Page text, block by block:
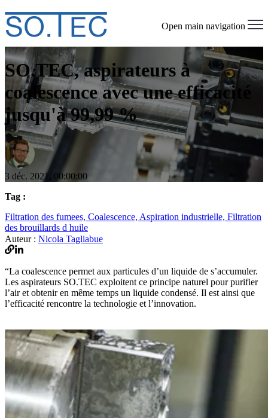
Open main navigation
SO.TEC, aspirateurs à
coalescence avec une efficacité
jusqu'à 99,99 %
3 déc. 2021, 00:00:00
Tag :
Filtration des fumees, Coalescence, Aspiration industrielle, Filtration
des brouillards d huile
Auteur : Nicola Tagliabue
“La coalescence permet aux particules d’un liquide de s’accumuler.
Les aspirateurs SO.TEC exploitent ce principe naturel pour purifier
l’air et obtenir en même temps un liquide condensé. Il est ainsi que
l’efficacité rencontre la technologie et l’innovation.